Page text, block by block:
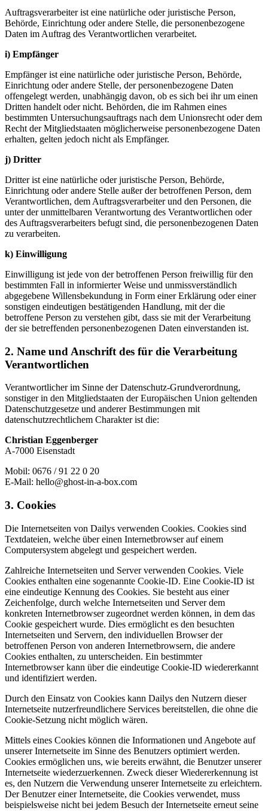
Auftragsverarbeiter ist eine natürliche oder juristische Person,
Behörde, Einrichtung oder andere Stelle, die personenbezogene
Daten im Auftrag des Verantwortlichen verarbeitet.
i) Empfänger
Empfänger ist eine natürliche oder juristische Person, Behörde,
Einrichtung oder andere Stelle, der personenbezogene Daten
offengelegt werden, unabhängig davon, ob es sich bei ihr um einen
Dritten handelt oder nicht. Behörden, die im Rahmen eines
bestimmten Untersuchungsauftrags nach dem Unionsrecht oder dem
Recht der Mitgliedstaaten möglicherweise personenbezogene Daten
erhalten, gelten jedoch nicht als Empfänger.
j) Dritter
Dritter ist eine natürliche oder juristische Person, Behörde,
Einrichtung oder andere Stelle außer der betroffenen Person, dem
Verantwortlichen, dem Auftragsverarbeiter und den Personen, die
unter der unmittelbaren Verantwortung des Verantwortlichen oder
des Auftragsverarbeiters befugt sind, die personenbezogenen Daten
zu verarbeiten.
k) Einwilligung
Einwilligung ist jede von der betroffenen Person freiwillig für den
bestimmten Fall in informierter Weise und unmissverständlich
abgegebene Willensbekundung in Form einer Erklärung oder einer
sonstigen eindeutigen bestätigenden Handlung, mit der die
betroffene Person zu verstehen gibt, dass sie mit der Verarbeitung
der sie betreffenden personenbezogenen Daten einverstanden ist.
2. Name und Anschrift des für die Verarbeitung
Verantwortlichen
Verantwortlicher im Sinne der Datenschutz-Grundverordnung,
sonstiger in den Mitgliedstaaten der Europäischen Union geltenden
Datenschutzgesetze und anderer Bestimmungen mit
datenschutzrechtlichem Charakter ist die:
Christian Eggenberger
A-7000 Eisenstadt
Mobil: 0676 / 91 22 0 20
E-Mail: hello@ghost-in-a-box.com
3. Cookies
Die Internetseiten von Dailys verwenden Cookies. Cookies sind
Textdateien, welche über einen Internetbrowser auf einem
Computersystem abgelegt und gespeichert werden.
Zahlreiche Internetseiten und Server verwenden Cookies. Viele
Cookies enthalten eine sogenannte Cookie-ID. Eine Cookie-ID ist
eine eindeutige Kennung des Cookies. Sie besteht aus einer
Zeichenfolge, durch welche Internetseiten und Server dem
konkreten Internetbrowser zugeordnet werden können, in dem das
Cookie gespeichert wurde. Dies ermöglicht es den besuchten
Internetseiten und Servern, den individuellen Browser der
betroffenen Person von anderen Internetbrowsern, die andere
Cookies enthalten, zu unterscheiden. Ein bestimmter
Internetbrowser kann über die eindeutige Cookie-ID wiedererkannt
und identifiziert werden.
Durch den Einsatz von Cookies kann Dailys den Nutzern dieser
Internetseite nutzerfreundlichere Services bereitstellen, die ohne die
Cookie-Setzung nicht möglich wären.
Mittels eines Cookies können die Informationen und Angebote auf
unserer Internetseite im Sinne des Benutzers optimiert werden.
Cookies ermöglichen uns, wie bereits erwähnt, die Benutzer unserer
Internetseite wiederzuerkennen. Zweck dieser Wiedererkennung ist
es, den Nutzern die Verwendung unserer Internetseite zu erleichtern.
Der Benutzer einer Internetseite, die Cookies verwendet, muss
beispielsweise nicht bei jedem Besuch der Internetseite erneut seine